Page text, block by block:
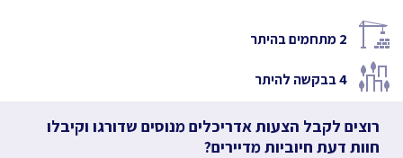
2מתחמים בהיתר
4בבקשה להיתר
רוצים לקבל הצעות אדריכלים מנוסים שדורגו וקיבלו
חוות דעת חיוביות מדיירים?